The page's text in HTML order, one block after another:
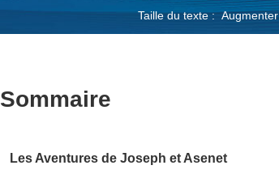
Taille du texte : Augmenter
Sommaire
Les Aventures de Joseph et Asenet